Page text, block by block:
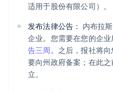
适用于股份有限公司）。
发布法律公告： 内布拉
企业。您需要在您的企
告三周。之后，报社将
要向州政府备案；在此
立。